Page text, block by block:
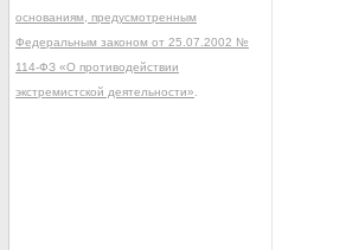
основаниям, предусмотренным
Федеральным законом от 25.07.2002 №
114-ФЗ «О противодействии
экстремистской деятельности»